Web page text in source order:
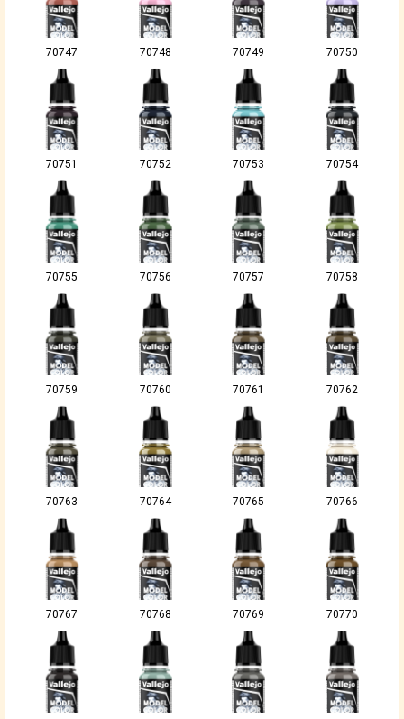
70747 70748 70749 70750
70751 70752 70753 70754
70755 70756 70757 70758
70759 70760 70761 70762
70763 70764 70765 70766
70767 70768 70769 70770